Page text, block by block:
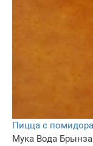
Пицца с
Мука Вода Брынза